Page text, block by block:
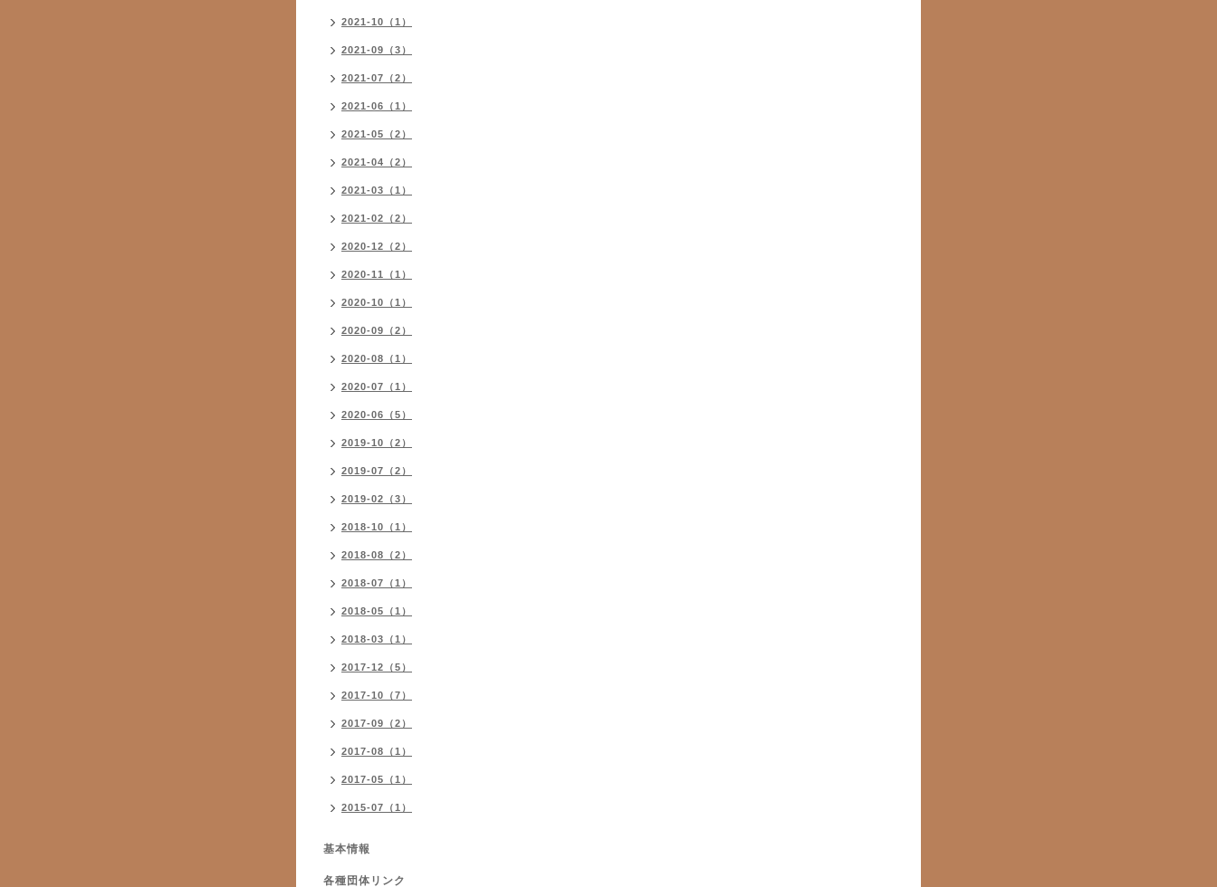
2021-10（1）
2021-09（3）
2021-07（2）
2021-06（1）
2021-05（2）
2021-04（2）
2021-03（1）
2021-02（2）
2020-12（2）
2020-11（1）
2020-10（1）
2020-09（2）
2020-08（1）
2020-07（1）
2020-06（5）
2019-10（2）
2019-07（2）
2019-02（3）
2018-10（1）
2018-08（2）
2018-07（1）
2018-05（1）
2018-03（1）
2017-12（5）
2017-10（7）
2017-09（2）
2017-08（1）
2017-05（1）
2015-07（1）
基本情報
各種団体リンク